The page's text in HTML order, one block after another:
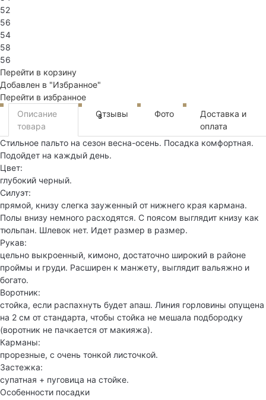
52
56
54
58
56
Перейти в корзину
Добавлен в "Избранное"
Перейти в избранное
Описание
товара
Отзывы
3 Фото
Доставка и
оплата
Стильное пальто на сезон весна-осень. Посадка комфортная.
Подойдет на каждый день.
Цвет:
глубокий черный.
Силуэт:
прямой, книзу слегка зауженный от нижнего края кармана.
Полы внизу немного расходятся. С поясом выглядит книзу как
тюльпан. Шлевок нет. Идет размер в размер.
Рукав:
цельно выкроенный, кимоно, достаточно широкий в районе
проймы и груди. Расширен к манжету, выглядит вальяжно и
богато.
Воротник:
стойка, если распахнуть будет апаш. Линия горловины опущена
на 2 см от стандарта, чтобы стойка не мешала подбородку
(воротник не пачкается от макияжа).
Карманы:
прорезные, с очень тонкой листочкой.
Застежка:
супатная + пуговица на стойке.
Особенности посадки